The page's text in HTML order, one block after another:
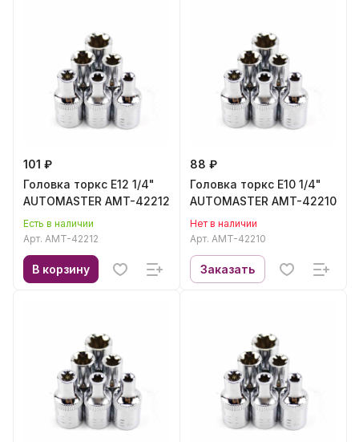
101 ₽
Головка торкс E12 1/4"
AUTOMASTER AMT-42212
Есть в наличии
Арт. AMT-42212
В корзину
88 ₽
Головка торкс E10 1/4"
AUTOMASTER AMT-42210
Нет в наличии
Арт. AMT-42210
Заказать